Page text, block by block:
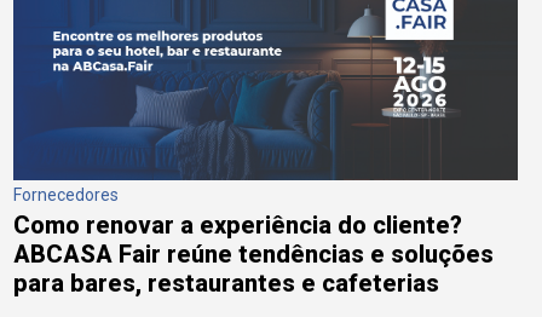
Fornecedores
Como renovar a experiência do cliente?
ABCASA Fair reúne tendências e soluções
para bares, restaurantes e cafeterias